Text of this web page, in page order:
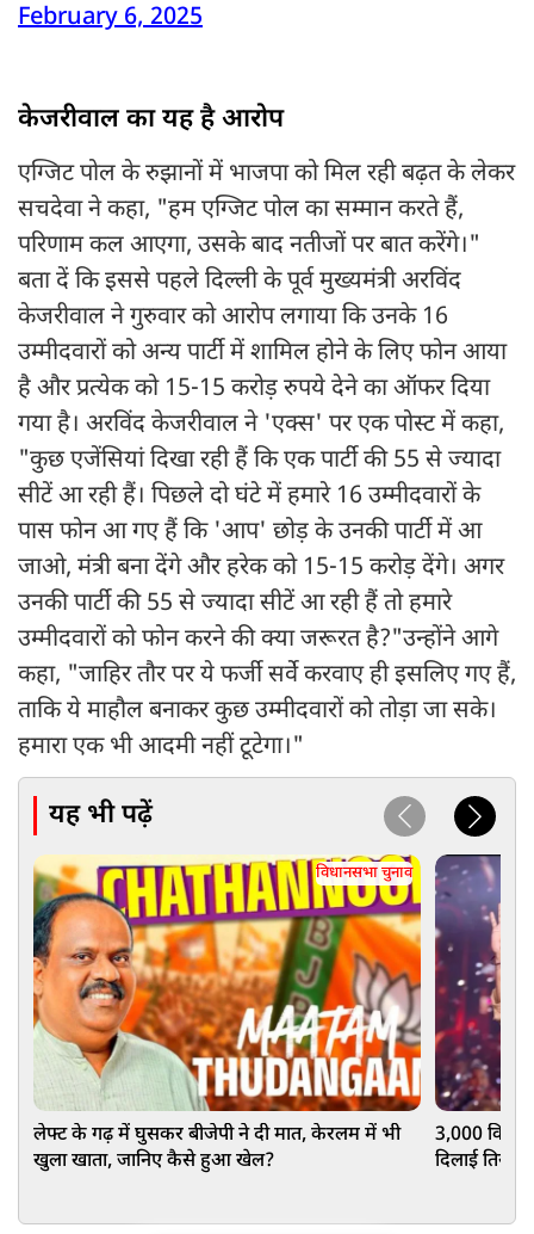
February 6, 2025
केजरीवाल का यह है आरोप
एग्जिट पोल के रुझानों में भाजपा को मिल रही बढ़त के लेकर
सचदेवा ने कहा, "हम एग्जिट पोल का सम्मान करते हैं,
परिणाम कल आएगा, उसके बाद नतीजों पर बात करेंगे।"
बता दें कि इससे पहले दिल्ली के पूर्व मुख्यमंत्री अरविंद
केजरीवाल ने गुरुवार को आरोप लगाया कि उनके 16
उम्मीदवारों को अन्य पार्टी में शामिल होने के लिए फोन आया
है और प्रत्येक को 15-15 करोड़ रुपये देने का ऑफर दिया
गया है। अरविंद केजरीवाल ने 'एक्स' पर एक पोस्ट में कहा,
"कुछ एजेंसियां दिखा रही हैं कि एक पार्टी की 55 से ज्यादा
सीटें आ रही हैं। पिछले दो घंटे में हमारे 16 उम्मीदवारों के
पास फोन आ गए हैं कि 'आप' छोड़ के उनकी पार्टी में आ
जाओ, मंत्री बना देंगे और हरेक को 15-15 करोड़ देंगे। अगर
उनकी पार्टी की 55 से ज्यादा सीटें आ रही हैं तो हमारे
उम्मीदवारों को फोन करने की क्या जरूरत है?"उन्होंने आगे
कहा, "जाहिर तौर पर ये फर्जी सर्वे करवाए ही इसलिए गए हैं,
ताकि ये माहौल बनाकर कुछ उम्मीदवारों को तोड़ा जा सके।
हमारा एक भी आदमी नहीं टूटेगा।"
यह भी पढ़ें
विधानसभा चुनाव
लेफ्ट के गढ़ में घुसकर बीजेपी ने दी मात, केरलम में भी
खुला खाता, जानिए कैसे हुआ खेल?
3,000 किमी
दिलाई